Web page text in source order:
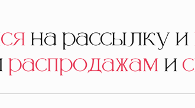
на рассылку и
распродажами